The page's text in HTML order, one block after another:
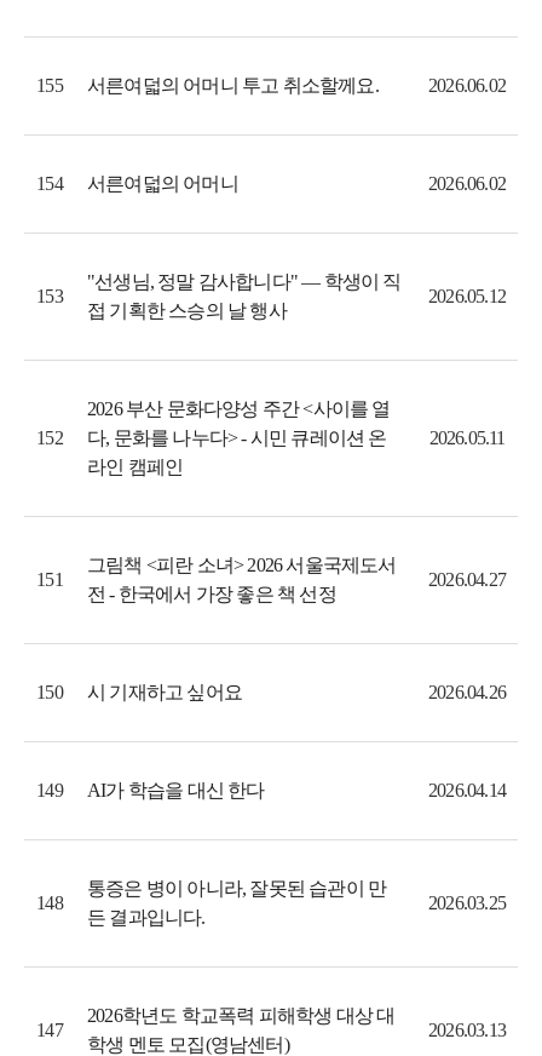
155 서른여덟의 어머니 투고 취소할께요. 2026.06.02
154 서른여덟의 어머니 2026.06.02
153
"선생님, 정말 감사합니다" — 학생이 직
접 기획한 스승의 날 행사
2026.05.12
152
2026 부산 문화다양성 주간 <사이를 열
다, 문화를 나누다> - 시민 큐레이션 온
라인 캠페인
2026.05.11
151
그림책 <피란 소녀> 2026 서울국제도서
전 - 한국에서 가장 좋은 책 선정
2026.04.27
150 시 기재하고 싶어요 2026.04.26
149 AI가 학습을 대신 한다 2026.04.14
148
통증은 병이 아니라, 잘못된 습관이 만
든 결과입니다.
2026.03.25
147
2026학년도 학교폭력 피해학생 대상 대
학생 멘토 모집(영남센터)
2026.03.13